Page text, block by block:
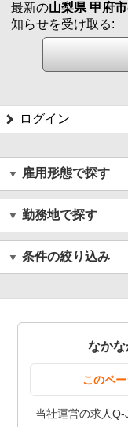
最新の山梨県 甲府
知らせを受け取る:
ログイン
雇用形態で探す
勤務地で探す
条件の絞り込み
なか
このペ
当社運営の求人